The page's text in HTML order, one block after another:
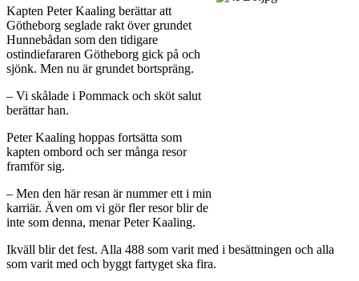
Kapten Peter Kaaling berättar att
Götheborg seglade rakt över grundet
Hunnebådan som den tidigare
ostindiefararen Götheborg gick på och
sjönk. Men nu är grundet bortspräng.
– Vi skålade i Pommack och sköt salut
berättar han.
Peter Kaaling hoppas fortsätta som
kapten ombord och ser många resor
framför sig.
– Men den här resan är nummer ett i min
karriär. Även om vi gör fler resor blir de
inte som denna, menar Peter Kaaling.
Ikväll blir det fest. Alla 488 som varit med i besättningen och alla
som varit med och byggt fartyget ska fira.